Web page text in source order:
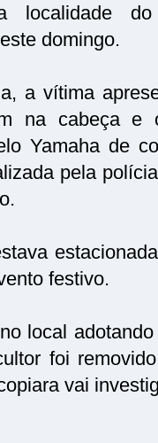
localidade
domingo.
a vítima
na cabeça e
Yamaha de
pela
festivo.
local
foi
vai